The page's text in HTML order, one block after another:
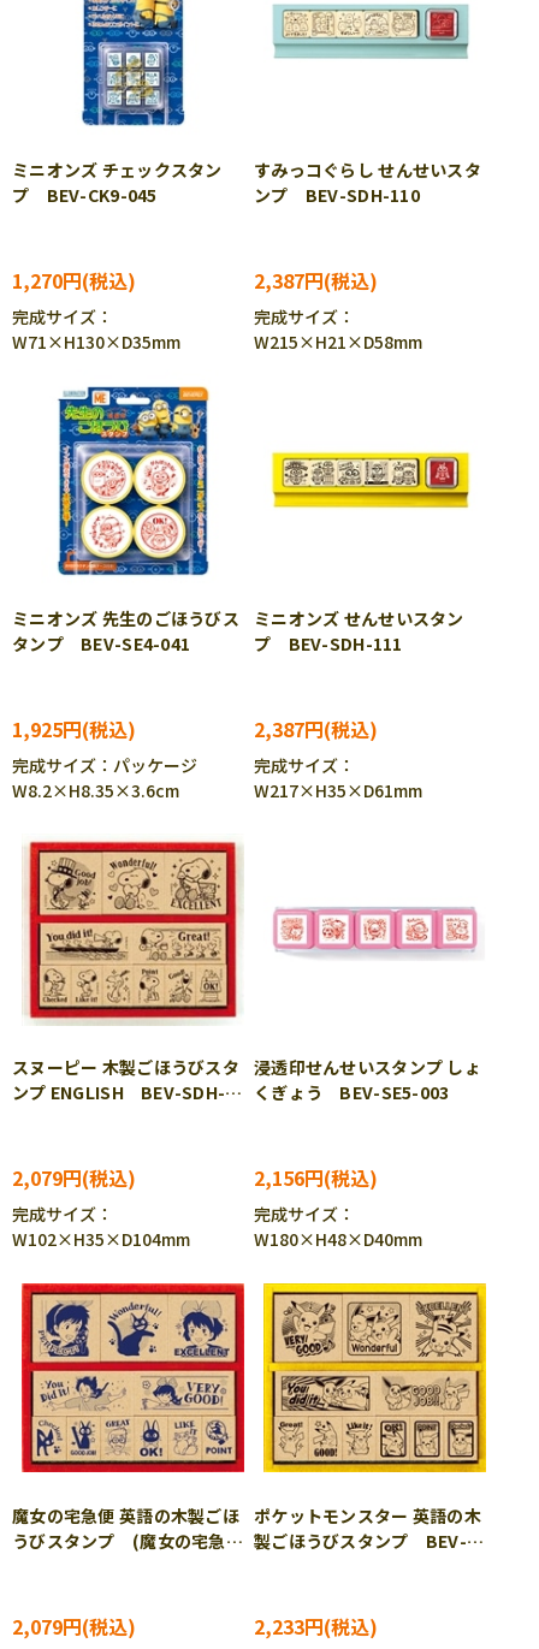
ミニオンズ チェックスタン
プ BEV-CK9-045
1,270円
完成サイズ：
W71×H130×D35mm
すみっコぐらし せんせいスタ
ンプ BEV-SDH-110
2,387円
完成サイズ：
W215×H21×D58mm
ミニオンズ 先生のごほうびス
タンプ BEV-SE4-041
1,925円
完成サイズ：パッケージ
W8.2×H8.35×3.6cm
ミニオンズ せんせいスタン
プ BEV-SDH-111
2,387円
完成サイズ：
W217×H35×D61mm
スヌーピー 木製ごほうびスタ
ンプ ENGLISH BEV-SDH-
2,079円
完成サイズ：
W102×H35×D104mm
浸透印せんせいスタンプ しょ
くぎょう BEV-SE5-003
2,156円
完成サイズ：
W180×H48×D40mm
魔女の宅急便 英語の木製ごほ
うびスタンプ (魔女の宅急
2,079円
ポケットモンスター 英語の木
製ごほうびスタンプ BEV-
2,233円